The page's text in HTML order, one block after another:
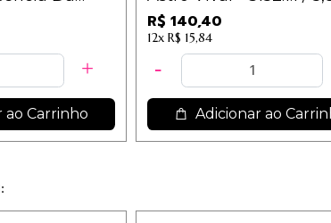
ao Carrinho
R$ 140,40
12x R$ 15,84
Adicionar ao